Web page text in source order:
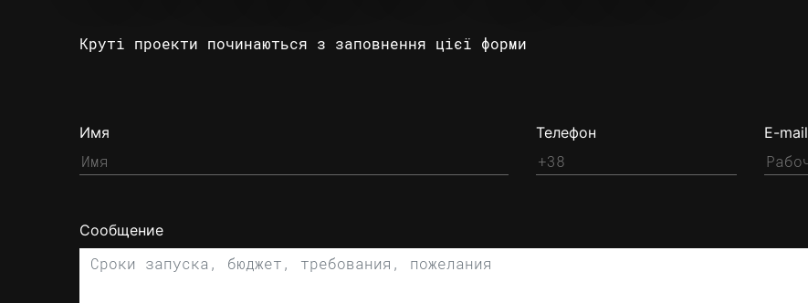
Круті проекти починаються з заповнення цієї форми
Имя Телефон E-mail
Сообщение